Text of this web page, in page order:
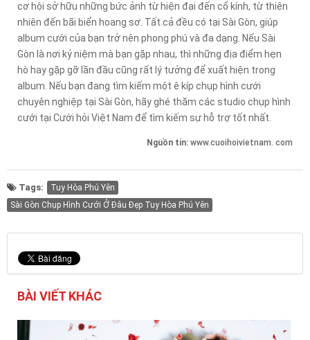
cơ hội sở hữu những bức ảnh từ hiện đại đến cổ kính, từ thiên
nhiên đến bãi biển hoang sơ. Tất cả đều có tại Sài Gòn, giúp
album cưới của bạn trở nên phong phú và đa dạng. Nếu Sài
Gòn là nơi kỷ niệm mà bạn gặp nhau, thì những địa điểm hẹn
hò hay gặp gỡ lần đầu cũng rất lý tưởng để xuất hiện trong
album. Nếu bạn đang tìm kiếm một ê kíp chụp hình cưới
chuyên nghiệp tại Sài Gòn, hãy ghé thăm các studio chụp hình
cưới tại Cưới hỏi Việt Nam để tìm kiếm sự hỗ trợ tốt nhất.
Nguồn tin: www.cuoihoivietnam. com
Tags:
Tuy Hòa Phú Yên
Sài Gòn Chụp Hình Cưới Ở Đâu Đẹp Tuy Hòa Phú Yên
BÀI VIẾT KHÁC